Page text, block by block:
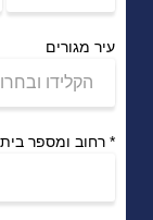
עיר מגורים
* רחוב ומספר בית